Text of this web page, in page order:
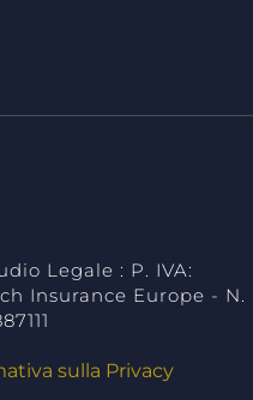
Legale : P. IVA:
Insurance Europe - N.
sulla Privacy